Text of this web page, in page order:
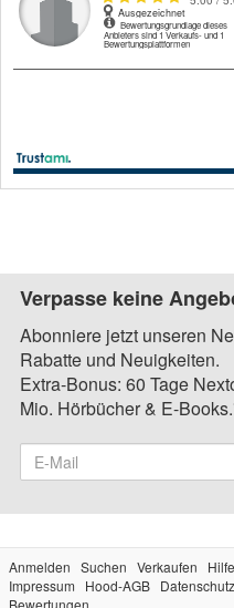
Verpasse keine
Abonniere jetzt unseren
Rabatte und Neuigkeiten.
Extra-Bonus: 60 Tage
Mio. Hörbücher & E-
Anmelden Suchen Verkaufen
Hilfe
Impressum
Hood-AGB Datenschutz